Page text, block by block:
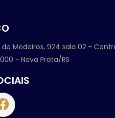
de Medeiros, 924 sala 02 -
- Nova Prata/RS